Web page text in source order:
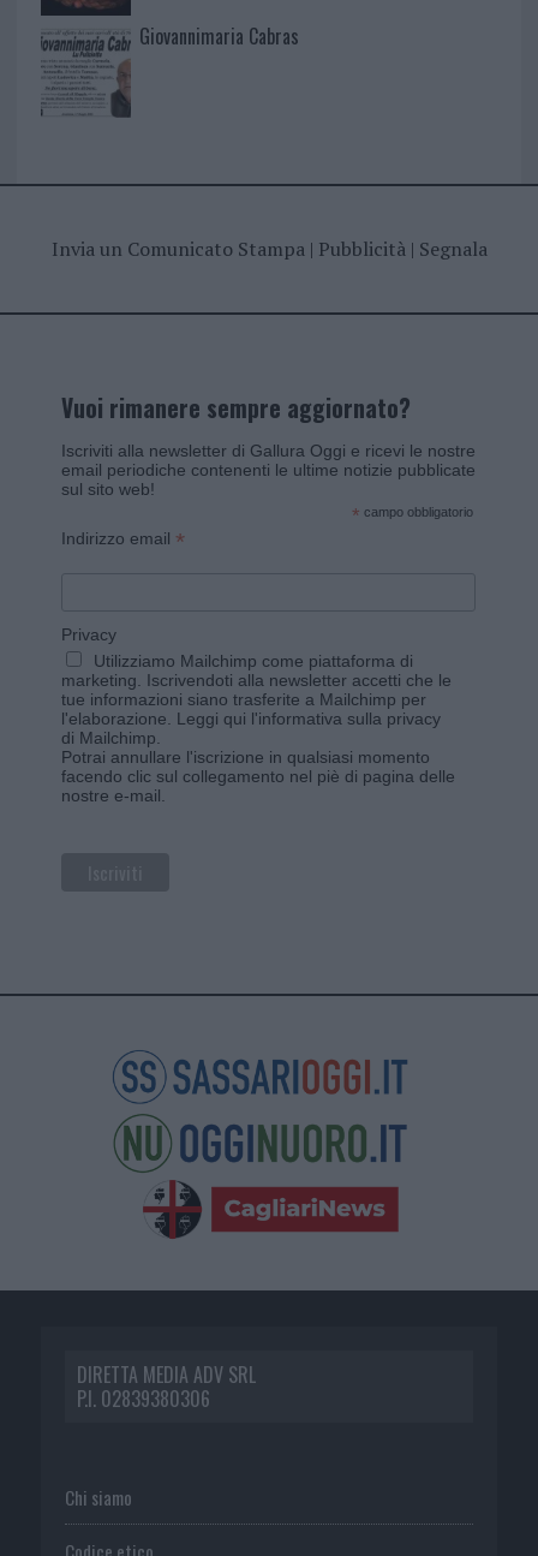
Giovannimaria Cabras
Invia un Comunicato Stampa| Pubblicità| Segnala
Vuoi rimanere sempre aggiornato?
Iscriviti alla newsletter di Gallura Oggi e ricevi le nostre
email periodiche contenenti le ultime notizie pubblicate
sul sito web!
* campo obbligatorio
Indirizzo email *
Privacy
Utilizziamo Mailchimp come piattaforma di
marketing. Iscrivendoti alla newsletter accetti che le
tue informazioni siano trasferite a Mailchimp per
l'elaborazione. Leggi qui l'informativa sulla privacy
di Mailchimp
Potrai annullare l'iscrizione in qualsiasi momento
facendo clic sul collegamento nel piè di pagina delle
nostre e-mail.
DIRETTA MEDIA ADV SRL
P.I. 02839380306
Chi siamo